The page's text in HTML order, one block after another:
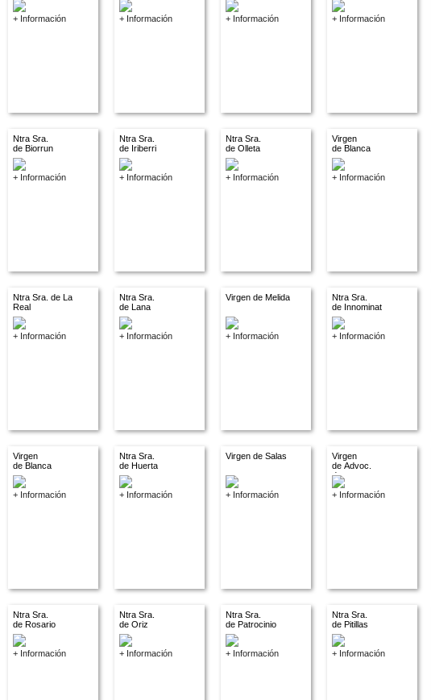
+ Información + Información + Información + Información
Ntra Sra.
de Biorrun
+ Información
Ntra Sra.
de Iriberri
+ Información
Ntra Sra.
de Olleta
+ Información
Virgen
de Blanca
+ Información
Ntra Sra. de La
Real
+ Información
Ntra Sra.
de Lana
+ Información
Virgen de Melida
+ Información
Ntra Sra.
de Innominat
+ Información
Virgen
de Blanca
+ Información
Ntra Sra.
de Huerta
+ Información
Virgen de Salas
+ Información
Virgen
de Advoc.
descon.
+ Información
Ntra Sra.
de Rosario
+ Información
Ntra Sra.
de Oriz
+ Información
Ntra Sra.
de Patrocinio
+ Información
Ntra Sra.
de Pitillas
+ Información